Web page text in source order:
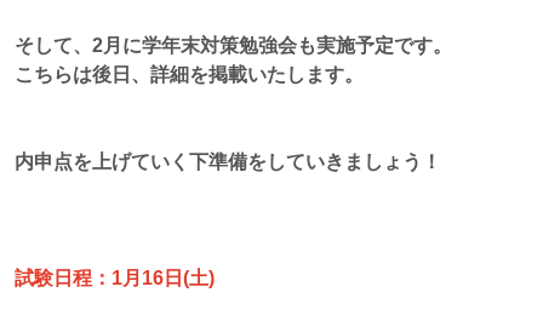
そして、2月に学年末対策勉強会も実施予定です。
こちらは後日、詳細を掲載いたします。
内申点を上げていく下準備をしていきましょう！
試験日程：1月16日(土)